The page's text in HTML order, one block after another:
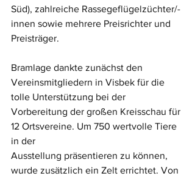
Süd), zahlreiche Rassegeflügelzüchter/-
innen sowie mehrere Preisrichter und
Preisträger.
Bramlage dankte zunächst den
Vereinsmitgliedern in Visbek für die
tolle Unterstützung bei der
Vorbereitung der großen Kreisschau für
12 Ortsvereine. Um 750 wertvolle Tiere
in der
Ausstellung präsentieren zu können,
wurde zusätzlich ein Zelt errichtet. Von